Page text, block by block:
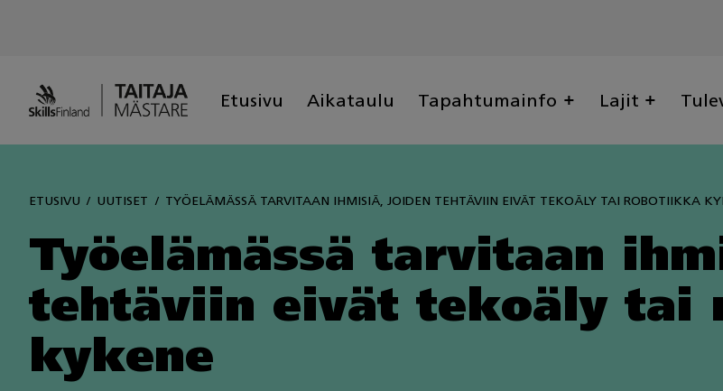
Etusivu Aikataulu Tapahtumainfo Lajit
ETUSIVU UUTISET TYÖELÄMÄSSÄ TARVITAAN IHMISIÄ, JOIDEN TEHTÄVIIN EIVÄT TEKOÄLY TAI ROBOTIIKKA
Työelämässä tarvitaan
tehtäviin eivät tekoäly tai
kykene